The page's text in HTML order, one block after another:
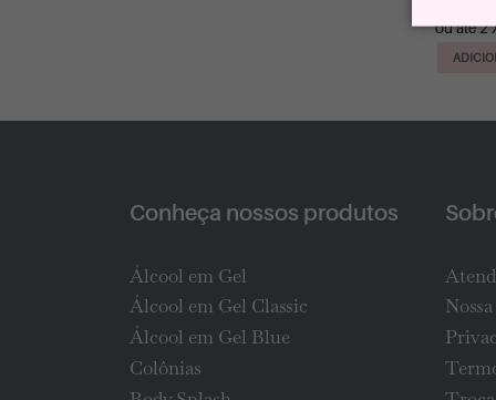
ou até 2
Conheça nossos produtos
Álcool em Gel
Álcool em Gel Classic
Álcool em Gel Blue
Colônias